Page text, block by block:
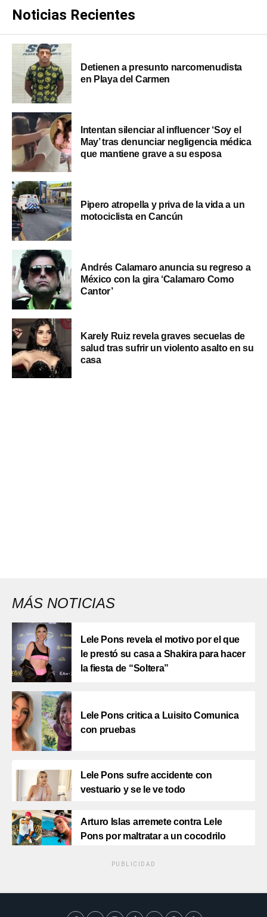
Noticias Recientes
Detienen a presunto narcomenudista
en Playa del Carmen
Intentan silenciar al influencer ‘Soy el
May’ tras denunciar negligencia médica
que mantiene grave a su esposa
Pipero atropella y priva de la vida a un
motociclista en Cancún
Andrés Calamaro anuncia su regreso a
México con la gira ‘Calamaro Como
Cantor’
Karely Ruiz revela graves secuelas de
salud tras sufrir un violento asalto en su
casa
MÁS NOTICIAS
Lele Pons revela el motivo por el que
le prestó su casa a Shakira para hacer
la fiesta de “Soltera”
Lele Pons critica a Luisito Comunica
con pruebas
Lele Pons sufre accidente con
vestuario y se le ve todo
Arturo Islas arremete contra Lele
Pons por maltratar a un cocodrilo
PUBLICIDAD